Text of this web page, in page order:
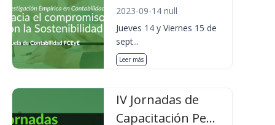
2023-09-14 null
Jueves 14 y Viernes 15 de
sept...
Leer más
IV Jornadas de
Capacitación Pe...